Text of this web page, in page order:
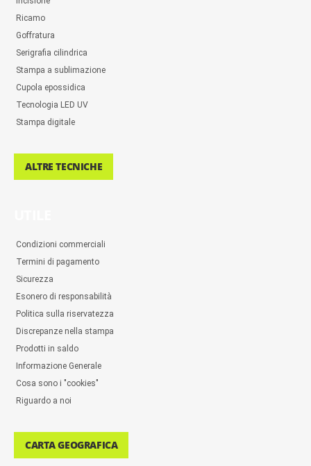
Ricamo
Goffratura
Serigrafia cilindrica
Stampa a sublimazione
Cupola epossidica
Tecnologia LED UV
Stampa digitale
ALTRE TECNICHE
Condizioni commerciali
Termini di pagamento
Sicurezza
Esonero di responsabilità
Politica sulla riservatezza
Discrepanze nella stampa
Prodotti in saldo
Informazione Generale
Cosa sono i "cookies"
Riguardo a noi
CARTA GEOGRAFICA